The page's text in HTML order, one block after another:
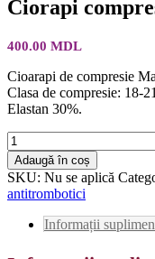
Ciorapi
400.00 MDL
Cioarapi de compresie
Clasa de compresie: 18-
Elastan 30%.
Cantitate
Ciorapi
compresivi
RELAX
140
Adaugă în coș
SKU: Nu se aplică
antitrombotici
Informații